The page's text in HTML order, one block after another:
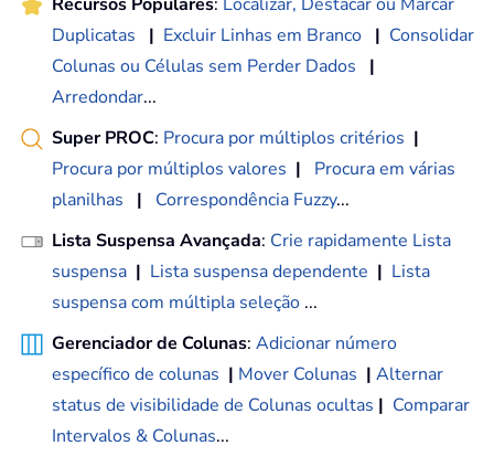
Duplicatas
| Excluir Linhas em Branco | Consolidar
Colunas ou Células sem Perder Dados
|
Arredondar...
Super PROC: Procura por múltiplos critérios |
Procura por múltiplos valores |
Procura em várias
planilhas
| Correspondência Fuzzy...
Lista Suspensa Avançada: Crie rapidamente Lista
suspensa | Lista suspensa dependente | Lista
suspensa com múltipla seleção ...
Gerenciador de Colunas: Adicionar número
específico de colunas | Mover Colunas | Alternar
status de visibilidade de Colunas ocultas | Comparar
Intervalos & Colunas...